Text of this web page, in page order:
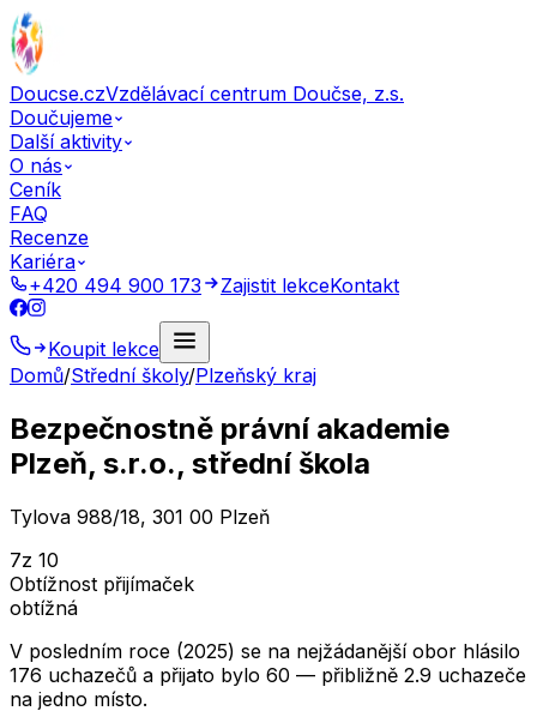
Doucse.czVzdělávací centrum Doučse, z.s.
Doučujeme
Další aktivity
O nás
Ceník
FAQ
Recenze
Kariéra
+420 494 900 173
Zajistit lekceKontakt
Koupit lekce
Domů/Střední školy/Plzeňský kraj
Bezpečnostně právní akademie
Plzeň, s.r.o., střední škola
Tylova 988/18, 301 00 Plzeň
7z 10
Obtížnost přijímaček
obtížná
V posledním roce (2025) se na nejžádanější obor hlásilo
176 uchazečů a přijato bylo 60 — přibližně 2.9 uchazeče
na jedno místo.